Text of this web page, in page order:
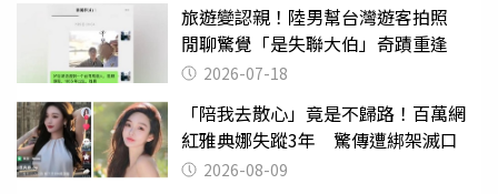
旅遊變認親！陸男幫台灣遊客拍照
閒聊驚覺「是失聯大伯」奇蹟重逢
2026-07-18
「陪我去散心」竟是不歸路！百萬網
紅雅典娜失蹤3年 驚傳遭綁架滅口
2026-08-09